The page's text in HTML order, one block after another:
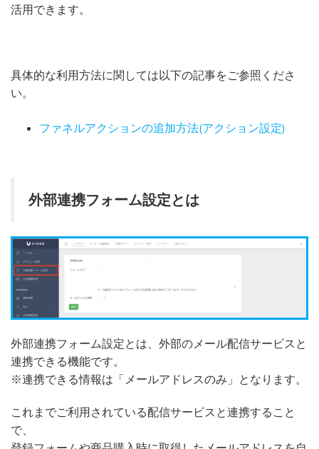
活用できます。
具体的な利用方法に関しては以下の記事をご参照くださ
い。
ファネルアクションの追加方法(アクション設定)
外部連携フォーム設定とは
外部連携フォーム設定とは、外部のメール配信サービスと
連携できる機能です。
※連携できる情報は「メールアドレスのみ」となります。
これまでご利用されている配信サービスと連携すること
で、